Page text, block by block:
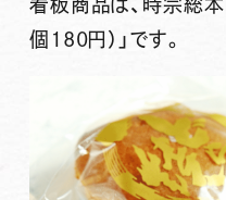
看板商品は、時宗総
個180円）」です。